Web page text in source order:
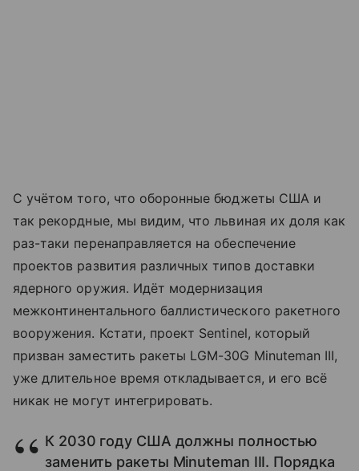
С учётом того, что оборонные бюджеты США и
так рекордные, мы видим, что львиная их доля как
раз-таки перенаправляется на обеспечение
проектов развития различных типов доставки
ядерного оружия. Идёт модернизация
межконтинентального баллистического ракетного
вооружения. Кстати, проект Sentinel, который
призван заместить ракеты LGM-30G Minuteman III,
уже длительное время откладывается, и его всё
никак не могут интегрировать.
К 2030 году США должны полностью
заменить ракеты Minuteman III. Порядка